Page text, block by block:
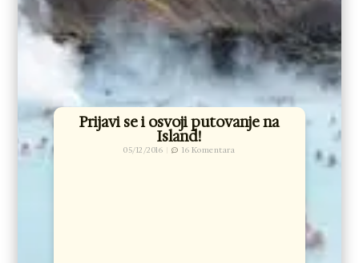
Prijavi se i osvoji putovanje na
Island!
05/12/2016 16 Komentara